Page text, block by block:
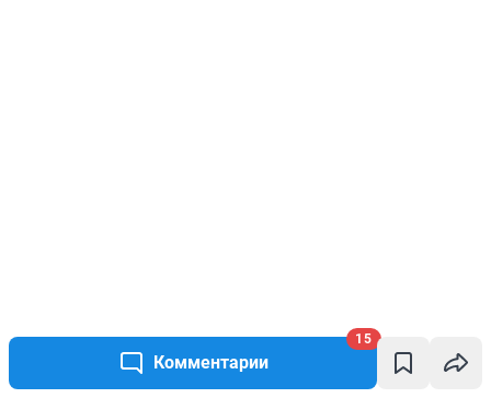
Комментарии
15